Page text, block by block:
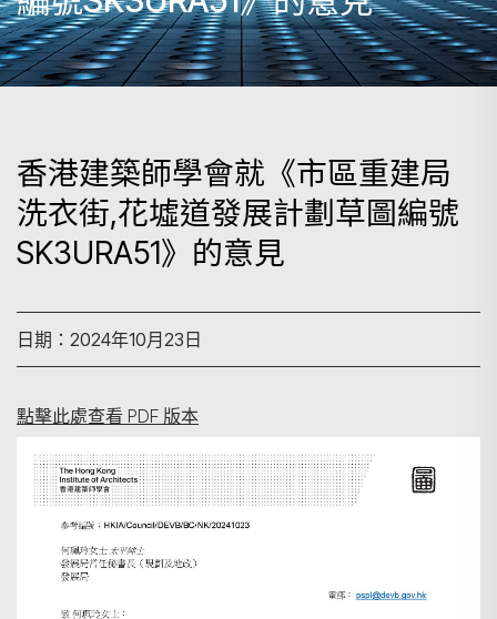
香港建築師學會就《市區重建局
洗衣街,花墟道發展計劃草圖編號
SK3URA51》的意見
日期：2024年10月23日
點擊此處查看 PDF 版本